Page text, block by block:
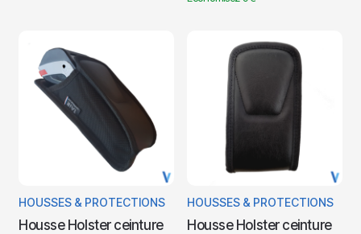
HOUSSES & PROTECTIONS
Housse Holster ceinture
HOUSSES & PROTECTIONS
Housse Holster ceinture